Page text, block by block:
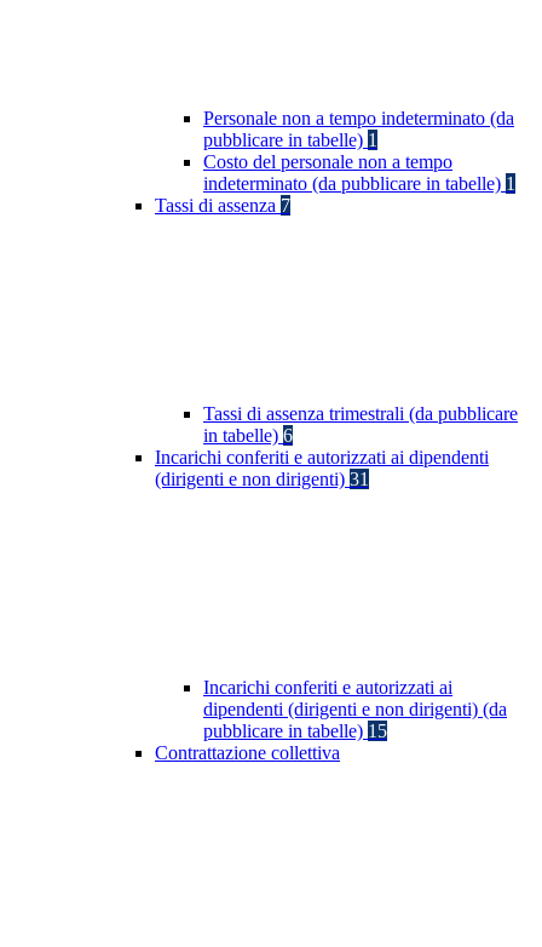
Personale non a tempo indeterminato (da
pubblicare in tabelle) 1
Costo del personale non a tempo
indeterminato (da pubblicare in tabelle) 1
Tassi di assenza 7
Tassi di assenza trimestrali (da pubblicare
in tabelle) 6
Incarichi conferiti e autorizzati ai dipendenti
(dirigenti e non dirigenti) 31
Incarichi conferiti e autorizzati ai
dipendenti (dirigenti e non dirigenti) (da
pubblicare in tabelle) 15
Contrattazione collettiva